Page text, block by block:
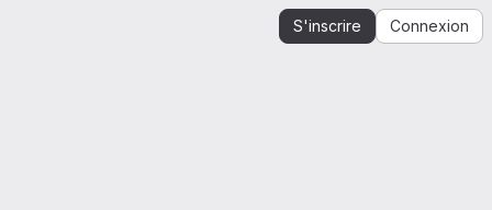
S'inscrire Connexion